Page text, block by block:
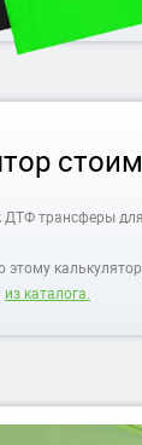
ДТФ трансферы
этому
из каталога.